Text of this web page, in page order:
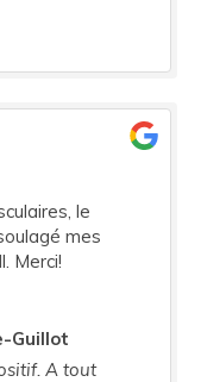
le
mes
Merci!
Guillot
A tout